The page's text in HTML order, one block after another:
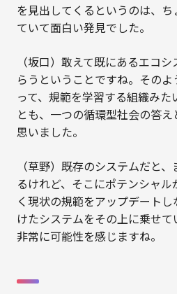
を見出してくるというのは、
ていて面白い発見でした。
（坂口）敢えて既にあるエコ
らうということですね。その
って、規範を学習する組織みた
とも、一つの循環型社会の答
思いました。
（草野）既存のシステムだと
るけれど、そこにポテンシャル
く現状の規範をアップデート
けたシステムをその上に乗せ
非常に可能性を感じますね。